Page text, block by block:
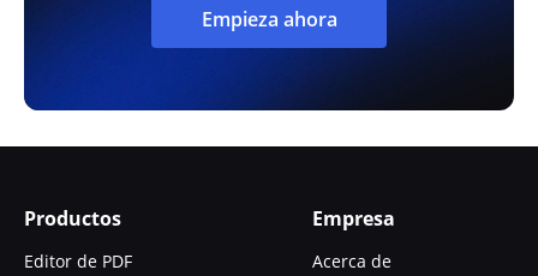
Empieza ahora
Productos
Editor de PDF
Empresa
Acerca de